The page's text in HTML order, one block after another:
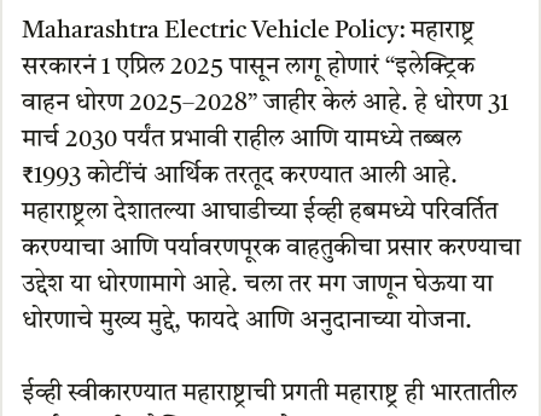
Maharashtra Electric Vehicle Policy: महाराष्ट्र
सरकारनं 1 एप्रिल 2025 पासून लागू होणारं “इलेक्ट्रिक
वाहन धोरण 2025–2028” जाहीर केलं आहे. हे धोरण 31
मार्च 2030 पर्यंत प्रभावी राहील आणि यामध्ये तब्बल
₹1993 कोटींचं आर्थिक तरतूद करण्यात आली आहे.
महाराष्ट्रला देशातल्या आघाडीच्या ईव्ही हबमध्ये परिवर्तित
करण्याचा आणि पर्यावरणपूरक वाहतुकीचा प्रसार करण्याचा
उद्देश या धोरणामागे आहे. चला तर मग जाणून घेऊया या
धोरणाचे मुख्य मुद्दे, फायदे आणि अनुदानाच्या योजना.
ईव्ही स्वीकारण्यात महाराष्ट्राची प्रगती महाराष्ट्र ही भारतातील